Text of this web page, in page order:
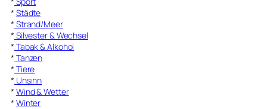
* Städte
* Strand/Meer
* Silvester & Wechsel
* Tabak & Alkohol
* Tanzen
* Tiere
* Unsinn
* Wind & Wetter
* Winter